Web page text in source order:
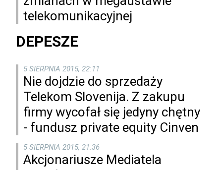
telekomunikacyjnej
DEPESZE
5 SIERPNIA 2015, 22:11
Nie dojdzie do sprzedaży
Telekom Slovenija. Z zakupu
firmy wycofał się jedyny chętny
- fundusz private equity Cinven
5 SIERPNIA 2015, 21:36
Akcjonariusze Mediatela